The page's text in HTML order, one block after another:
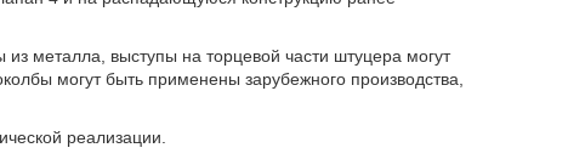
металла, выступы на торцевой части штуцера могут
могут быть применены зарубежного производства,
реализации.